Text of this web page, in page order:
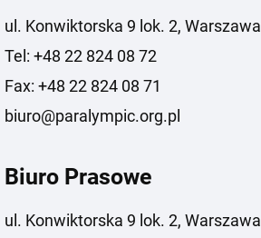
ul. Konwiktorska 9 lok. 2, Warszawa
Tel: +48 22 824 08 72
Fax: +48 22 824 08 71
biuro@paralympic.org.pl
Biuro Prasowe
ul. Konwiktorska 9 lok. 2, Warszawa